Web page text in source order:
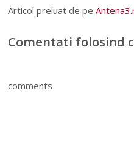
Articol preluat de pe
Comentati folosind
comments